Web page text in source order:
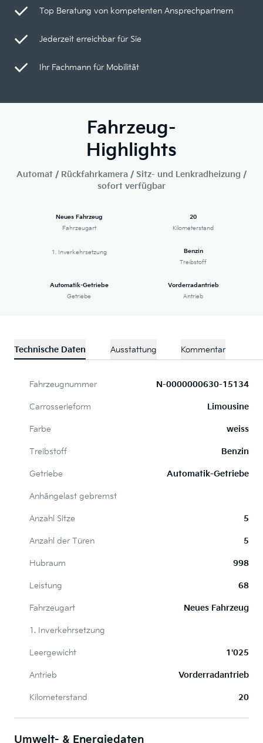
Top Beratung von kompetenten Ansprechpartnern
Jederzeit erreichbar für Sie
Ihr Fachmann für Mobilität
Fahrzeug-
Highlights
Automat / Rückfahrkamera / Sitz- und Lenkradheizung /
sofort verfügbar
Neues Fahrzeug
Fahrzeugart
20
Kilometerstand
1. Inverkehrsetzung
Benzin
Treibstoff
Automatik-Getriebe
Getriebe
Vorderradantrieb
Antrieb
Technische Daten Ausstattung Kommentar
Fahrzeugnummer N-0000000630-15134
Carrosserieform Limousine
Farbe weiss
Treibstoff Benzin
Getriebe Automatik-Getriebe
Anhängelast gebremst
Anzahl Sitze 5
Anzahl der Türen 5
Hubraum 998
Leistung 68
Fahrzeugart Neues Fahrzeug
1. Inverkehrsetzung
Leergewicht 1'025
Antrieb Vorderradantrieb
Kilometerstand 20
Umwelt- & Energiedaten